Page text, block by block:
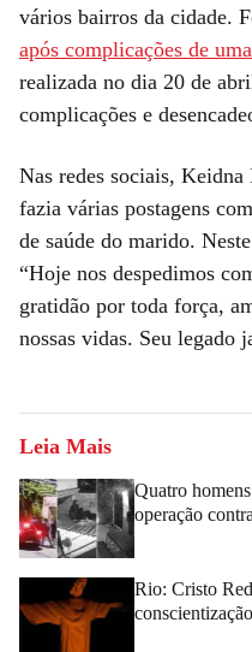
vários bairros da cidade.
após complicações de
realizada no dia 20 de
complicações e
Nas redes sociais, Keidna
fazia várias postagens
de saúde do marido.
“Hoje nos despedimos
gratidão por toda força,
nossas vidas. Seu legado
Leia Mais
Quatro
operação
Rio: Cristo